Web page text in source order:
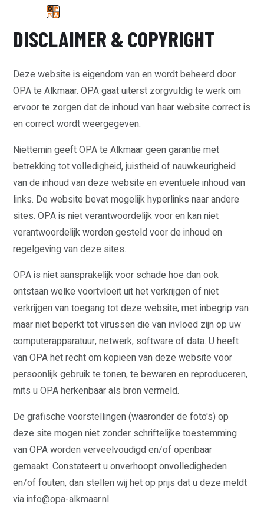
WAAR STAAN WIJ VOOR?
STANDPUNTEN
VRIENDELIJKE OVERHEID
ERFGOED
VEILIGHEID
ZORG
ECONOMIE
GROEN
DISCLAIMER & COPYRIGHT
Deze website is eigendom van en wordt beheerd door
OPA te Alkmaar. OPA gaat uiterst zorgvuldig te werk om
ervoor te zorgen dat de inhoud van haar website correct is
en correct wordt weergegeven.
Niettemin geeft OPA te Alkmaar geen garantie met
betrekking tot volledigheid, juistheid of nauwkeurigheid
van de inhoud van deze website en eventuele inhoud van
links. De website bevat mogelijk hyperlinks naar andere
sites. OPA is niet verantwoordelijk voor en kan niet
verantwoordelijk worden gesteld voor de inhoud en
regelgeving van deze sites.
OPA is niet aansprakelijk voor schade hoe dan ook
ontstaan welke voortvloeit uit het verkrijgen of niet
verkrijgen van toegang tot deze website, met inbegrip van
maar niet beperkt tot virussen die van invloed zijn op uw
computerapparatuur, netwerk, software of data. U heeft
van OPA het recht om kopieën van deze website voor
persoonlijk gebruik te tonen, te bewaren en reproduceren,
mits u OPA herkenbaar als bron vermeld.
De grafische voorstellingen (waaronder de foto's) op
deze site mogen niet zonder schriftelijke toestemming
van OPA worden verveelvoudigd en/of openbaar
gemaakt. Constateert u onverhoopt onvolledigheden
en/of fouten, dan stellen wij het op prijs dat u deze meldt
via info@opa-alkmaar.nl